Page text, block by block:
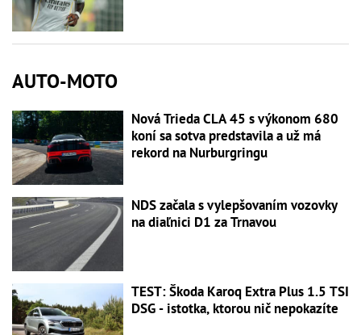
AUTO-MOTO
Nová Trieda CLA 45 s výkonom 680
koní sa sotva predstavila a už má
rekord na Nurburgringu
NDS začala s vylepšovaním vozovky
na diaľnici D1 za Trnavou
TEST: Škoda Karoq Extra Plus 1.5 TSI
DSG - istotka, ktorou nič nepokazíte